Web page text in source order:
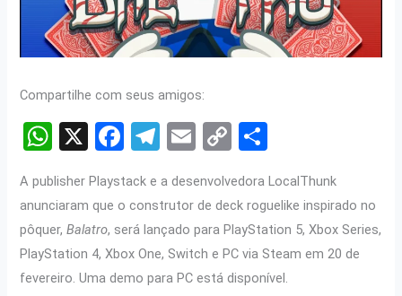
Compartilhe com seus amigos:
W
at
s
A
p
X
F
ce
b
o
o
T
e
gr
a
m
E
ail
C
py
Li
n
k
ar
e
A publisher Playstack e a desenvolvedora LocalThunk
anunciaram que o construtor de deck roguelike inspirado no
pôquer,Balatro, será lançado para PlayStation 5, Xbox Series,
PlayStation 4, Xbox One, Switch e PC via Steam em 20 de
fevereiro. Uma demo para PC está disponível.